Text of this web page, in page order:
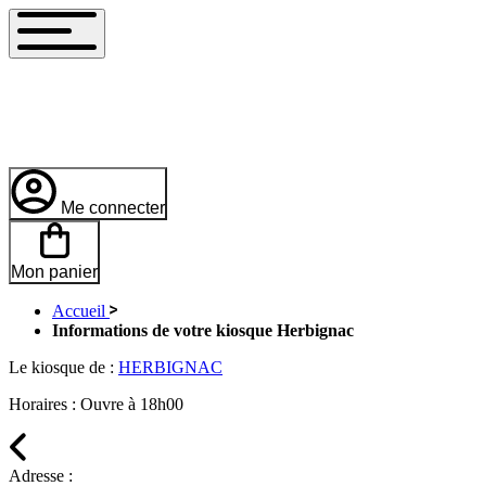
Me connecter
Mon panier
Accueil
Informations de votre kiosque Herbignac
Le kiosque de : HERBIGNAC
Horaires : Ouvre à 18h00
Adresse :